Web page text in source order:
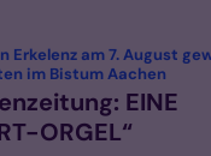
Erkelenz am 7. August
im Bistum Aachen
EINE
ORGEL“